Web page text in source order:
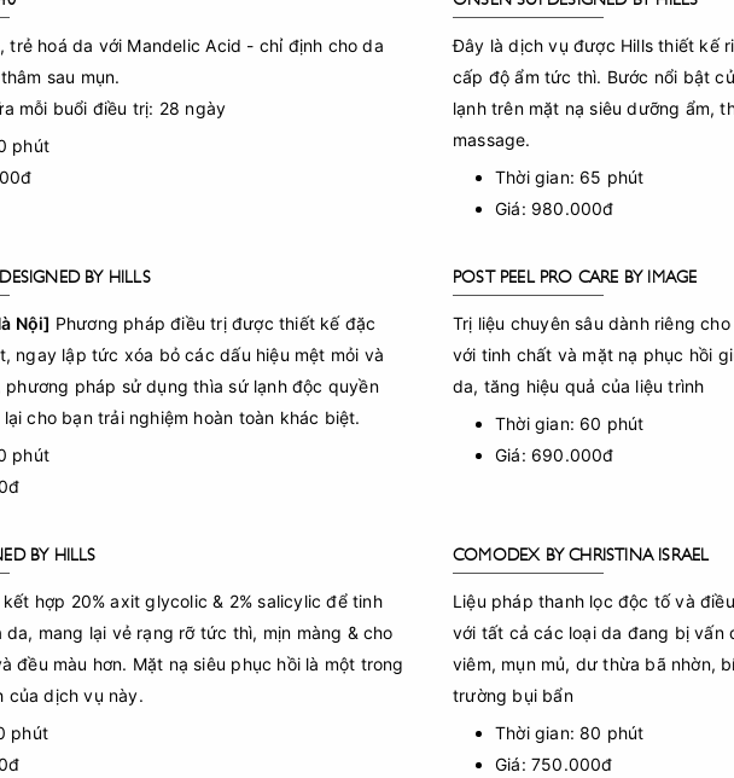
trẻ hoá da với Mandelic Acid - chỉ định cho da
sau mụn.
mỗi buổi điều trị: 28 ngày
phút
Đây là dịch vụ được Hills thiết kế
cấp độ ẩm tức thì. Bước nổi bật
lạnh trên mặt nạ siêu dưỡng ẩm,
massage.
Thời gian: 65 phút
Giá: 980.000đ
BY HILLS
Nội] Phương pháp điều trị được thiết kế đặc
ngay lập tức xóa bỏ các dấu hiệu mệt mỏi và
phương pháp sử dụng thìa sứ lạnh độc quyền
cho bạn trải nghiệm hoàn toàn khác biệt.
phút
POST PEEL PRO CARE BY IMAGE
Trị liệu chuyên sâu dành riêng
với tinh chất và mặt nạ phục hồi
da, tăng hiệu quả của liệu trình
Thời gian: 60 phút
Giá: 690.000đ
BY HILLS
kết hợp 20% axit glycolic & 2% salicylic để tinh
da, mang lại vẻ rạng rỡ tức thì, mịn màng & cho
đều màu hơn. Mặt nạ siêu phục hồi là một trong
của dịch vụ này.
phút
COMODEX BY CHRISTINA ISRAEL
Liệu pháp thanh lọc độc tố và
với tất cả các loại da đang bị vấn
viêm, mụn mủ, dư thừa bã nhờn,
trường bụi bẩn
Thời gian: 80 phút
Giá: 750.000đ